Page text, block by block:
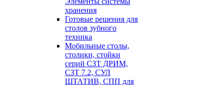
хранения
Готовые решения для
столов зубного
техника
Мобильные столы,
столики, стойки
серий СЗТ ДРИМ,
СЗТ 7.2, СУЛ
ШТАТИВ, СПП для